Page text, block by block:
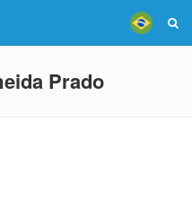
Prado